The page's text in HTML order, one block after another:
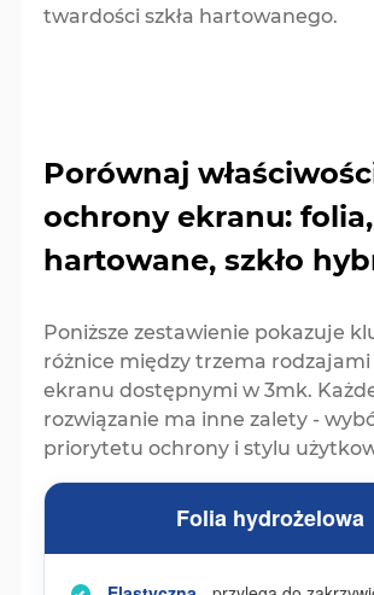
twardości szkła hartowanego.
Porównaj
ochrony ekranu: folia,
hartowane, szkło
Poniższe zestawienie pokazuje
różnice między trzema
ekranu dostępnymi w 3mk.
rozwiązanie ma inne zalety -
priorytetu ochrony i stylu
Folia hydrożelowa